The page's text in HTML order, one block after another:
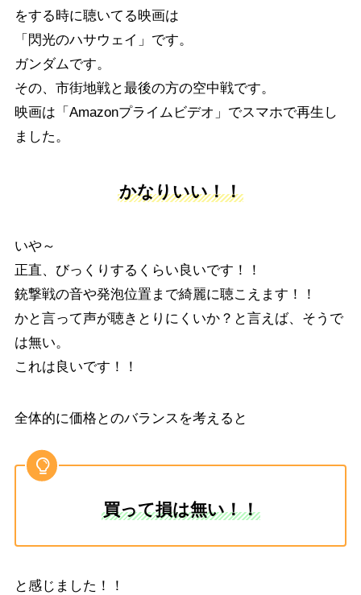
をする時に聴いてる映画は
「閃光のハサウェイ」です。
ガンダムです。
その、市街地戦と最後の方の空中戦です。
映画は「Amazonプライムビデオ」でスマホで再生し
ました。
かなりいい！！
いや～
正直、びっくりするくらい良いです！！
銃撃戦の音や発泡位置まで綺麗に聴こえます！！
かと言って声が聴きとりにくいか？と言えば、そうで
は無い。
これは良いです！！
全体的に価格とのバランスを考えると
買って損は無い！！
と感じました！！